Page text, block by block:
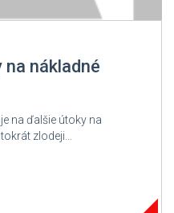
nákladné
na ďalšie útoky na
zlodeji...